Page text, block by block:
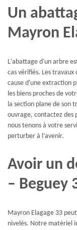
Un
Mayron
L'abattage d'un arbre
cas vérifiés. Les
cause d'une extraction
les biens proches de
la section plane de son
ouvrage, contactez des
nous tenons à votre
perturber à l’avenir.
Avoir un
– Beguey
Mayron Elagage 33
nivelés. Notre matériel